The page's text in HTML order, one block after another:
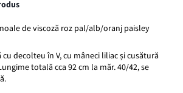
de viscoză roz pal/alb/oranj paisley
cu decolteu în V, cu mâneci liliac și cusătură
totală cca 92 cm la măr. 40/42, se